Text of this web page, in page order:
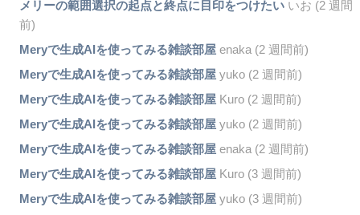
メリーの範囲選択の起点と終点に目印をつけたいいお (2 週間
前)
Meryで生成AIを使ってみる雑談部屋enaka (2 週間前)
Meryで生成AIを使ってみる雑談部屋yuko (2 週間前)
Meryで生成AIを使ってみる雑談部屋Kuro (2 週間前)
Meryで生成AIを使ってみる雑談部屋yuko (2 週間前)
Meryで生成AIを使ってみる雑談部屋enaka (2 週間前)
Meryで生成AIを使ってみる雑談部屋Kuro (3 週間前)
Meryで生成AIを使ってみる雑談部屋yuko (3 週間前)